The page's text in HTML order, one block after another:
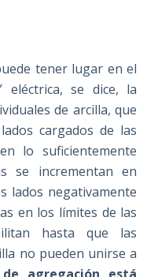
tener lugar en el
eléctrica, se dice, la
de arcilla, que
cargados de las
lo suficientemente
se incrementan en
lados negativamente
en los límites de las
hasta que las
no pueden unirse a